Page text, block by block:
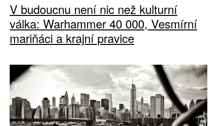
V budoucnu není nic než kulturní
válka: Warhammer 40 000, Vesmírní
mariňáci a krajní pravice